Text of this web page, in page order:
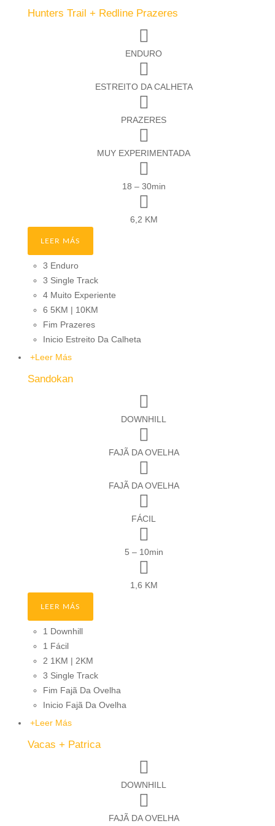
Hunters Trail + Redline Prazeres
ENDURO
ESTREITO DA CALHETA
PRAZERES
MUY EXPERIMENTADA
18 – 30min
6,2 KM
LEER MÁS
3 Enduro
3 Single Track
4 Muito Experiente
6 5KM | 10KM
Fim Prazeres
Inicio Estreito Da Calheta
+Leer Más
Sandokan
DOWNHILL
FAJÃ DA OVELHA
FAJÃ DA OVELHA
FÁCIL
5 – 10min
1,6 KM
LEER MÁS
1 Downhill
1 Fácil
2 1KM | 2KM
3 Single Track
Fim Fajã Da Ovelha
Inicio Fajã Da Ovelha
+Leer Más
Vacas + Patrica
DOWNHILL
FAJÃ DA OVELHA